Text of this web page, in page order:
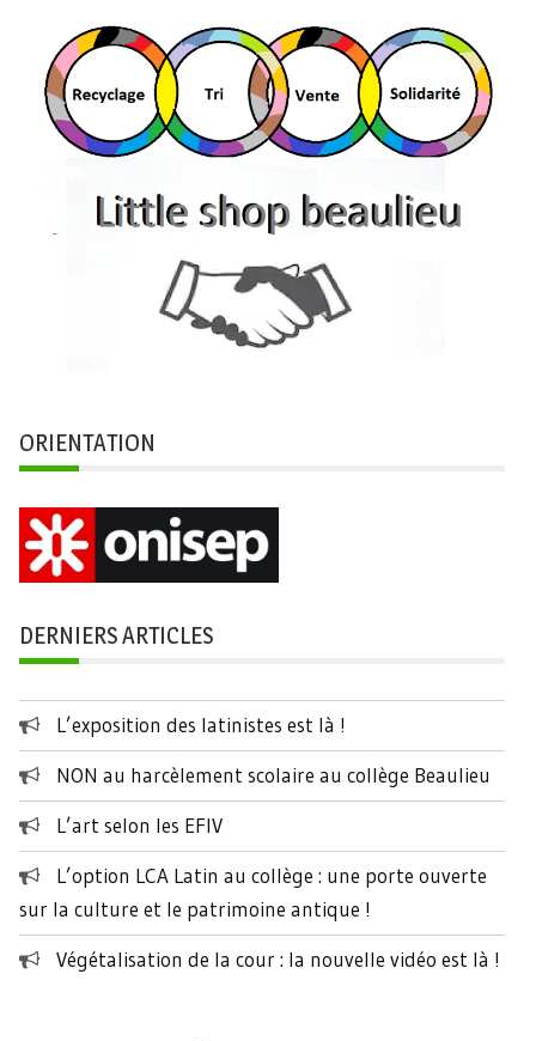
ORIENTATION
DERNIERS ARTICLES
L’exposition des latinistes est là !
NON au harcèlement scolaire au collège Beaulieu
L’art selon les EFIV
L’option LCA Latin au collège : une porte ouverte
sur la culture et le patrimoine antique !
Végétalisation de la cour : la nouvelle vidéo est là !